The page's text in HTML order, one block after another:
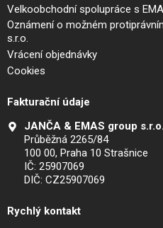
Velkoobchodní spolupráce s
Oznámení o možném
s.r.o.
Vrácení objednávky
Cookies
Fakturační údaje
JANČA & EMAS group s.r.o.
Průběžná 2265/84
100 00, Praha 10 Strašnice
IČ: 25907069
DIČ: CZ25907069
Rychlý kontakt